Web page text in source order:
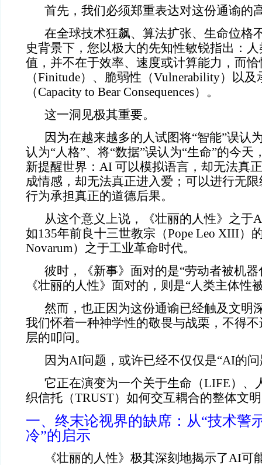
首先，我们必须郑重表达对这份通谕的
在全球技术狂飙、算法扩张、生命位格
史背景下，您以极大的先知性敏锐指出：
值，并不在于效率、速度或计算能力，而
（Finitude）、脆弱性（Vulnerability）以
（Capacity to Bear Consequences）。
这一洞见极其重要。
因为在越来越多的人试图将“智能”误认
认为“人格”、将“数据”误认为“生命”的今天
新提醒世界：AI 可以模拟语言，却无法真
成情感，却无法真正进入爱；可以进行无
行为承担真正的道德后果。
从这个意义上说，《壮丽的人性》之于
如135年前良十三世教宗（Pope Leo XIII）
Novarum）之于工业革命时代。
彼时，《新事》面对的是“劳动者被机
《壮丽的人性》面对的，则是“人类主体性
然而，也正因为这份通谕已经触及文明
我们怀着一种神学性的敬畏与战栗，不得
层的叩问。
因为AI问题，或许已经不仅仅是“AI的问
它正在演变为一个关于生命（LIFE）、
织信托（TRUST）如何交互耦合的整体文
一、终末论视界的缺席：从“技术警
冷”的启示
《壮丽的人性》极其深刻地揭示了AI可